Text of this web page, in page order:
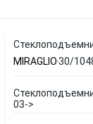
MIRAGLIO30/
03->